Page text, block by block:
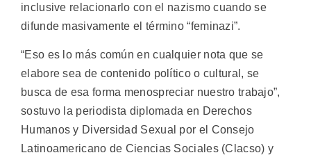
inclusive relacionarlo con el nazismo cuando se
difunde masivamente el término “feminazi”.
“Eso es lo más común en cualquier nota que se
elabore sea de contenido político o cultural, se
busca de esa forma menospreciar nuestro trabajo”,
sostuvo la periodista diplomada en Derechos
Humanos y Diversidad Sexual por el Consejo
Latinoamericano de Ciencias Sociales (Clacso) y